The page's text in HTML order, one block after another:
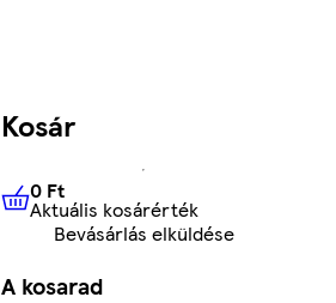
Kosár
0 FtAktuális kosárérték
0 Ft
Aktuális kosárérték
Bevásárlás elküldése
A kosarad